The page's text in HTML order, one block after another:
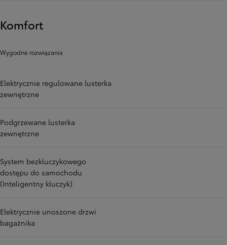
Komfort
Wygodne rozwiązania
Elektrycznie regulowane lusterka
zewnętrzne
Podgrzewane lusterka
zewnętrzne
System bezkluczykowego
dostępu do samochodu
(Inteligentny kluczyk)
Elektrycznie unoszone drzwi
bagażnika